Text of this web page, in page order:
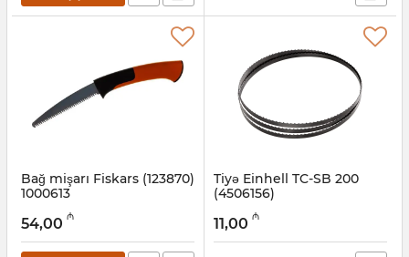
Bağ mişarı Fiskars (123870)
1000613
015008046
54,00 ₼
Tiyə Einhell TC-SB 200
(4506156)
017009083
11,00 ₼